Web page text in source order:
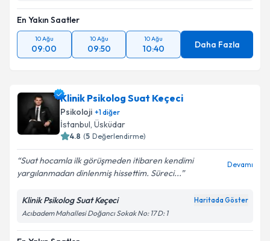
En Yakın Saatler
10 Ağu
09:00
10 Ağu
09:50
10 Ağu
10:40 Daha Fazla
Klinik Psikolog Suat Keçeci
Psikoloji +1diğer
İstanbul, Üsküdar
4.8 (5 Değerlendirme)
Suat hocamla ilk görüşmeden itibaren kendimi
yargılanmadan dinlenmiş hissettim. Süreci...
Devamı
Klinik Psikolog Suat Keçeci Haritada Göster
Acıbadem Mahallesi Doğancı Sokak No: 17 D: 1